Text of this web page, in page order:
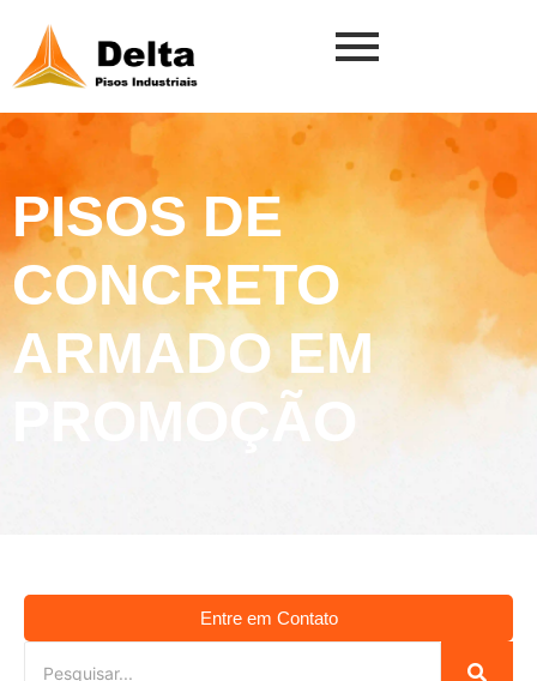
PISOS DE
CONCRETO
ARMADO EM
PROMOÇÃO
Entre em Contato